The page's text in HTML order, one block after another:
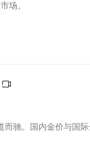
场。
而驰。国内金价与国